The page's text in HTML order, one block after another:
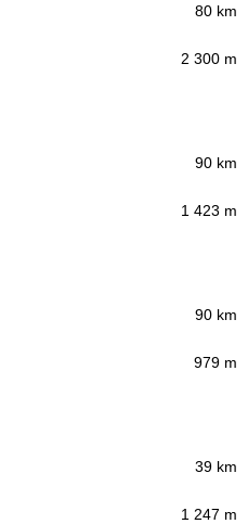
80 km
2 300 m
90 km
1 423 m
90 km
979 m
39 km
1 247 m